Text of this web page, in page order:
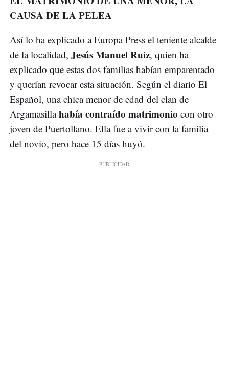
CAUSA DE LA PELEA
Así lo ha explicado a Europa Press el teniente alcalde
de la localidad, Jesús Manuel Ruiz, quien ha
explicado que estas dos familias habían emparentado
y querían revocar esta situación. Según el diario El
Español, una chica menor de edad del clan de
Argamasillahabía contraído matrimonio con otro
joven de Puertollano. Ella fue a vivir con la familia
del novio, pero hace 15 días huyó.